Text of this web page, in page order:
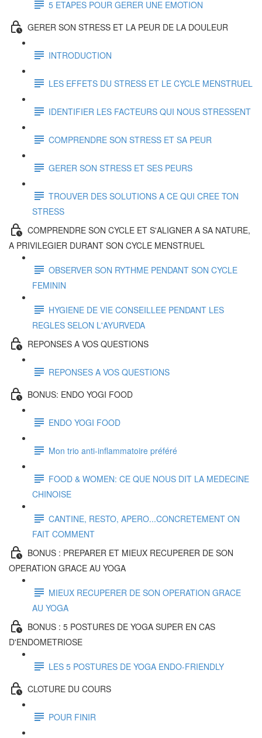
5 ETAPES POUR GERER UNE EMOTION
GERER SON STRESS ET LA PEUR DE LA DOULEUR
INTRODUCTION
LES EFFETS DU STRESS ET LE CYCLE MENSTRUEL
IDENTIFIER LES FACTEURS QUI NOUS STRESSENT
COMPRENDRE SON STRESS ET SA PEUR
GERER SON STRESS ET SES PEURS
TROUVER DES SOLUTIONS A CE QUI CREE TON
STRESS
COMPRENDRE SON CYCLE ET S'ALIGNER A SA NATURE,
A PRIVILEGIER DURANT SON CYCLE MENSTRUEL
OBSERVER SON RYTHME PENDANT SON CYCLE
FEMININ
HYGIENE DE VIE CONSEILLEE PENDANT LES
REGLES SELON L'AYURVEDA
REPONSES A VOS QUESTIONS
REPONSES A VOS QUESTIONS
BONUS: ENDO YOGI FOOD
ENDO YOGI FOOD
Mon trio anti-inflammatoire préféré
FOOD & WOMEN: CE QUE NOUS DIT LA MEDECINE
CHINOISE
CANTINE, RESTO, APERO...CONCRETEMENT ON
FAIT COMMENT
BONUS : PREPARER ET MIEUX RECUPERER DE SON
OPERATION GRACE AU YOGA
MIEUX RECUPERER DE SON OPERATION GRACE
AU YOGA
BONUS : 5 POSTURES DE YOGA SUPER EN CAS
D'ENDOMETRIOSE
LES 5 POSTURES DE YOGA ENDO-FRIENDLY
CLOTURE DU COURS
POUR FINIR